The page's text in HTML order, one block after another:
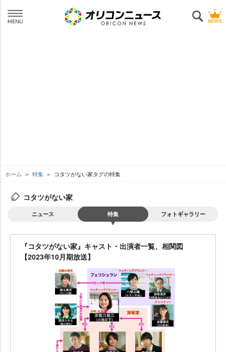
ホーム 特集 コタツがない家タグの特集
コタツがない家
ニュース 特集 フォトギャラリー
『コタツがない家』キャスト・出演者一覧、相関図
【2023年10月期放送】